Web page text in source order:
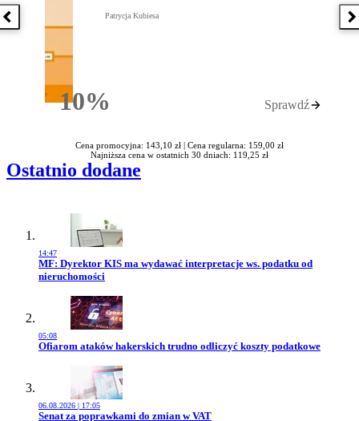
Poprzednia książka
10%Rabatu
Patrycja Kubiesa
Sprawdź
Cena promocyjna: 143,10 zł | Cena regularna: 159,00 zł
Najniższa cena w ostatnich 30 dniach: 119,25 zł
Ostatnio dodane
14:47
Przejdź do artykułu:
MF: Dyrektor KIS ma wydawać interpretacje ws. podatku od
nieruchomości
05:08
Przejdź do artykułu:
Ofiarom ataków hakerskich trudno odliczyć koszty podatkowe
06.08.2026 | 17:05
Przejdź do artykułu:
Senat za poprawkami do zmian w VAT